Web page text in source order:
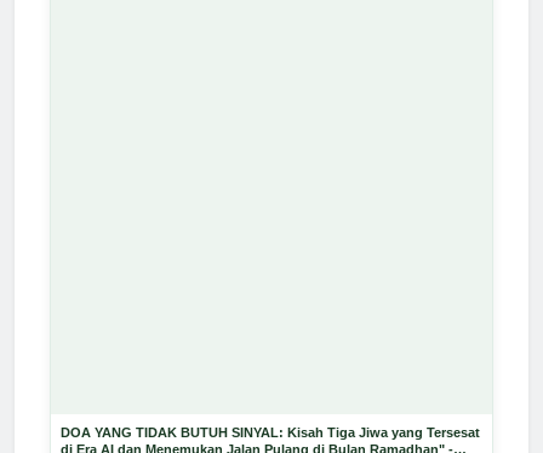
DOA YANG TIDAK BUTUH SINYAL: Kisah Tiga Jiwa yang Tersesat
di Era AI dan Menemukan Jalan Pulang di Bulan Ramadhan" -